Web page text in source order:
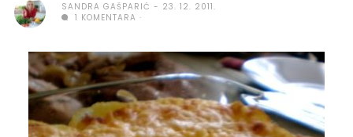
SANDRA GAŠPARIĆ
23. 12. 2011.
1 KOMENTARA